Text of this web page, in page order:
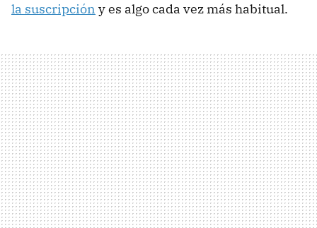
la suscripción y es algo cada vez más habitual.